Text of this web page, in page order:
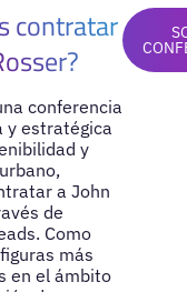
contratar
conferencia
y estratégica
y
a John
de
Como
más
en el ámbito